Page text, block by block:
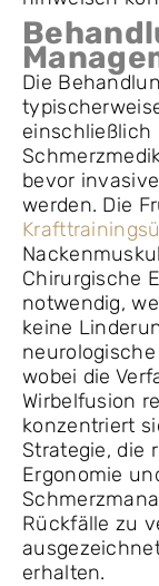
Die
einschließlich
bevor
werden. Die
Chirurgische
notwendig,
keine
wobei die
Wirbelfusion
konzentriert
Strategie, die
Ergonomie
Rückfälle zu
erhalten.